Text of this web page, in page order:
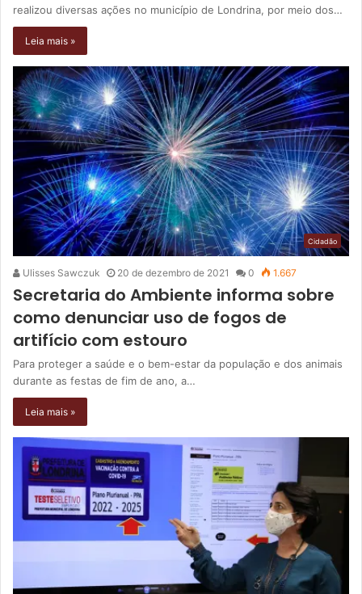
realizou diversas ações no município de Londrina, por meio dos…
Leia mais »
Cidadão
Ulisses Sawczuk 20 de dezembro de 2021 0 1.667
Secretaria do Ambiente informa sobre
como denunciar uso de fogos de
artifício com estouro
Para proteger a saúde e o bem-estar da população e dos animais
durante as festas de fim de ano, a…
Leia mais »